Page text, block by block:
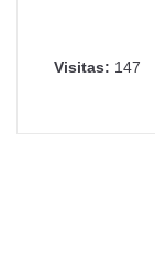
Visitas: 147